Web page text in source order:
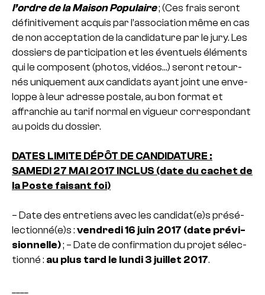
l’ordre de la Maison Populaire; (Ces frais seront
défi­ni­ti­ve­ment acquis par l’asso­cia­tion même en cas
de non accep­ta­tion de la can­di­da­ture par le jury. Les
dos­siers de par­ti­ci­pa­tion et les éventuels éléments
qui le com­po­sent (photos, vidéos…) seront retour­
nés uni­que­ment aux can­di­dats ayant joint une enve­
loppe à leur adresse pos­tale, au bon format et
affran­chie au tarif normal en vigueur cor­res­pon­dant
au poids du dos­sier.
DATES LIMITE DÉPÔT DE CANDIDATURE :
SAMEDI 27 MAI 2017 INCLUS (date du cachet de
la Poste fai­sant foi)
– Date des entre­tiens avec les can­di­dat(e)s pré­sé­
lec­tionné(e)s : ven­dredi 16 juin 2017 (date pré­vi­
sion­nelle); – Date de confir­ma­tion du projet sélec­
tionné : au plus tard le lundi 3 juillet 2017.